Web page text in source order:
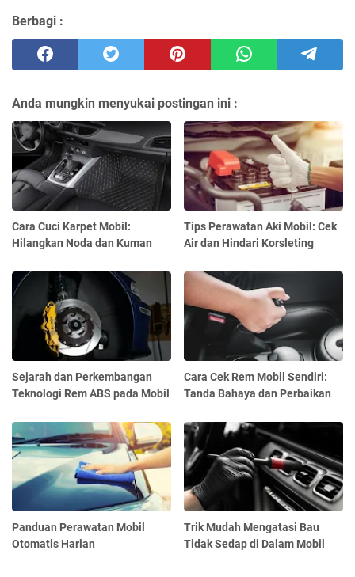
Berbagi :
Anda mungkin menyukai postingan ini :
Cara Cuci Karpet Mobil:
Hilangkan Noda dan Kuman
Tips Perawatan Aki Mobil: Cek
Air dan Hindari Korsleting
Sejarah dan Perkembangan
Teknologi Rem ABS pada Mobil
Cara Cek Rem Mobil Sendiri:
Tanda Bahaya dan Perbaikan
Panduan Perawatan Mobil
Otomatis Harian
Trik Mudah Mengatasi Bau
Tidak Sedap di Dalam Mobil